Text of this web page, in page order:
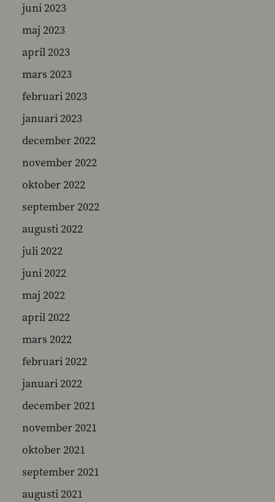
juni 2023
maj 2023
april 2023
mars 2023
februari 2023
januari 2023
december 2022
november 2022
oktober 2022
september 2022
augusti 2022
juli 2022
juni 2022
maj 2022
april 2022
mars 2022
februari 2022
januari 2022
december 2021
november 2021
oktober 2021
september 2021
augusti 2021